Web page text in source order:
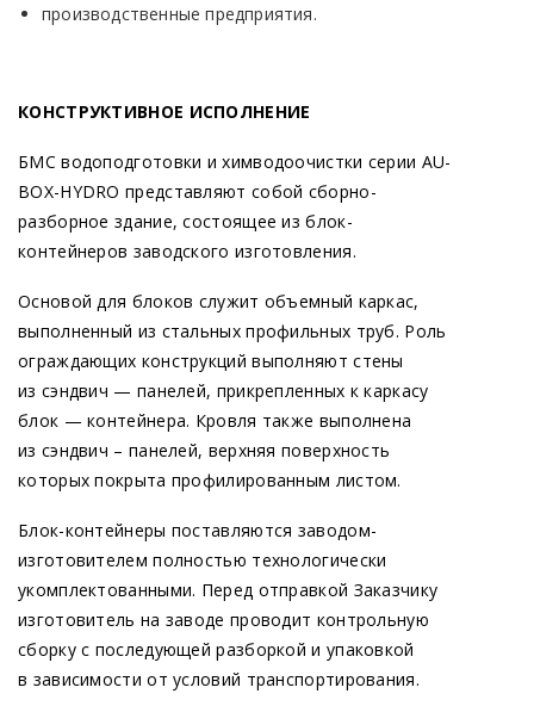
производственные предприятия.
КОНСТРУКТИВНОЕ ИСПОЛНЕНИЕ
БМС водоподготовки и химводоочистки серии AU-
BOX-HYDRO представляют собой сборно-
разборное здание, состоящее из блок-
контейнеров заводского изготовления.
Основой для блоков служит объемный каркас,
выполненный из стальных профильных труб. Роль
ограждающих конструкций выполняют стены
из сэндвич — панелей, прикрепленных к каркасу
блок — контейнера. Кровля также выполнена
из сэндвич – панелей, верхняя поверхность
которых покрыта профилированным листом.
Блок-контейнеры поставляются заводом-
изготовителем полностью технологически
укомплектованными. Перед отправкой Заказчику
изготовитель на заводе проводит контрольную
сборку с последующей разборкой и упаковкой
в зависимости от условий транспортирования.